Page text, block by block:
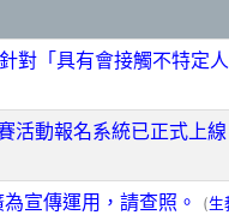
對「具有會接觸不特定
活動報名系統已正式上
宣傳運用，請查照。 (生